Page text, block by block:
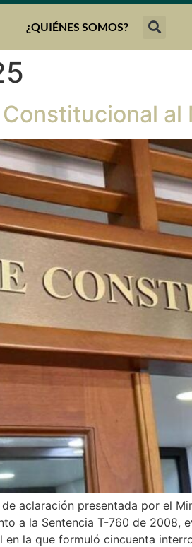
¿QUIÉNES SOMOS?
al
aclaración presentada por el
a la Sentencia T-760 de 2008,
la que formuló cincuenta